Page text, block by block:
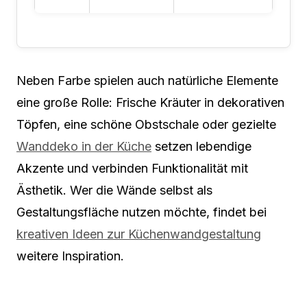
Neben Farbe spielen auch natürliche Elemente
eine große Rolle: Frische Kräuter in dekorativen
Töpfen, eine schöne Obstschale oder gezielte
Wanddeko in der Küche setzen lebendige
Akzente und verbinden Funktionalität mit
Ästhetik. Wer die Wände selbst als
Gestaltungsfläche nutzen möchte, findet bei
kreativen Ideen zur Küchenwandgestaltung
weitere Inspiration.